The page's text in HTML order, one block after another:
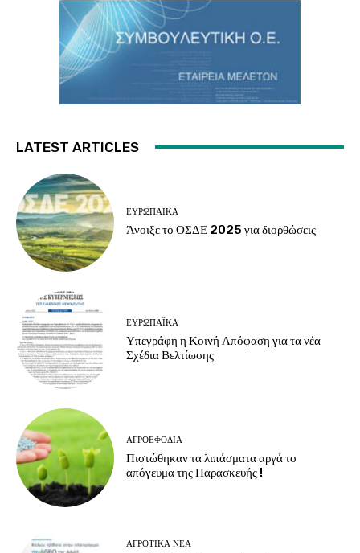
LATEST ARTICLES
ΕΥΡΩΠΑΪΚΆ
Άνοιξε το ΟΣΔΕ 2025 για διορθώσεις
ΕΥΡΩΠΑΪΚΆ
Υπεγράφη η Κοινή Απόφαση για τα νέα
Σχέδια Βελτίωσης
ΑΓΡΟΕΦΌΔΙΑ
Πιστώθηκαν τα λιπάσματα αργά το
απόγευμα της Παρασκευής !
ΑΓΡΟΤΙΚΆ ΝΈΑ